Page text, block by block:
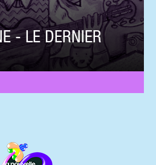
- LE DERNIER